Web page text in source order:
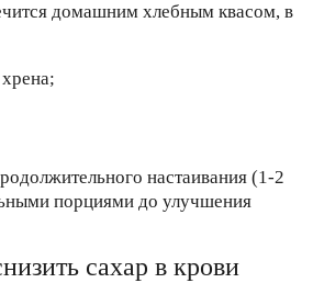
домашним хлебным квасом, в
настаивания (1-2
порциями до улучшения
сахар в крови